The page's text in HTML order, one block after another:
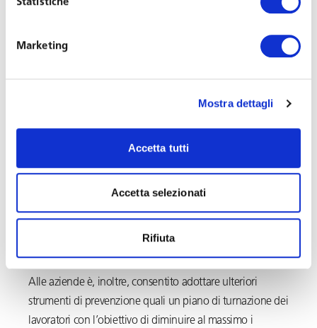
Statistiche
Marketing
Mostra dettagli
Accetta tutti
Accetta selezionati
Rifiuta
Ministero della Salute del 28 aprile che si limita,
invece, alla mera raccomandazione generalizzata
adottare tutti i dispositivi di protezione individuale
ritenuti idonei in base alle caratteristiche delle
attività aziendali;
contingentare l’accesso agli spazi comuni,
prevedendo una continua ventilazione, un tempo
Alle aziende è, inoltre, consentito adottare ulteriori
strumenti di prevenzione quali un piano di turnazione dei
lavoratori con l’obiettivo di diminuire al massimo i